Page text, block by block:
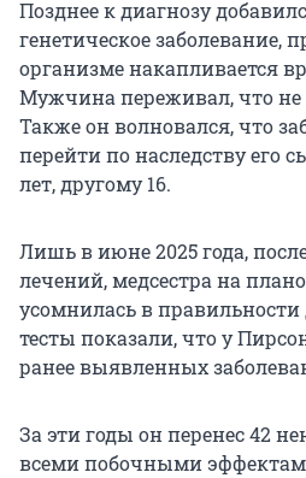
Позднее к диагнозу
генетическое заболевание,
организме накапливается
Мужчина переживал, что не
Также он волновался, что
перейти по наследству его
лет, другому 16.
Лишь в июне 2025 года,
лечений, медсестра на
усомнилась в
тесты показали, что у
ранее выявленных
За эти годы он перенес 42
всеми побочными